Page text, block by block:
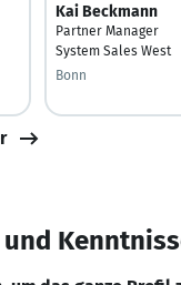
Kai Beckmann
Partner Manager
System Sales West
Bonn